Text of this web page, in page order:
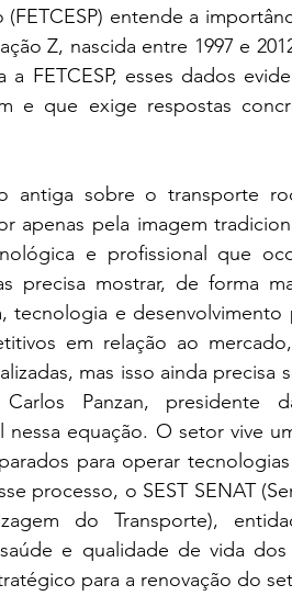
entende a
Z, nascida entre 1997 e
a FETCESP, esses dados
e que exige respostas
antiga sobre o transporte
apenas pela imagem
e profissional que
precisa mostrar, de forma
tecnologia e desenvolvimento
em relação ao
mas isso ainda precisa
Panzan, presidente
equação. O setor vive
para operar
processo, o SEST SENAT
do Transporte),
e qualidade de vida
para a renovação do